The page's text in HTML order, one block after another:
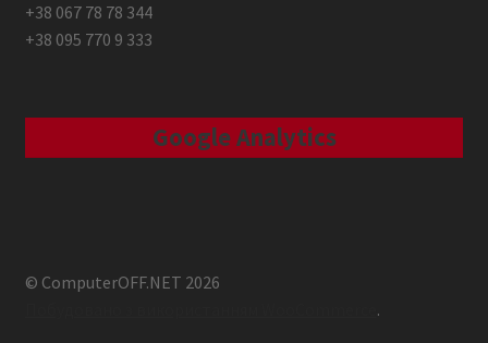
+38 067 78 78 344
+38 095 770 9 333
Google Analytics
© ComputerOFF.NET 2026
.